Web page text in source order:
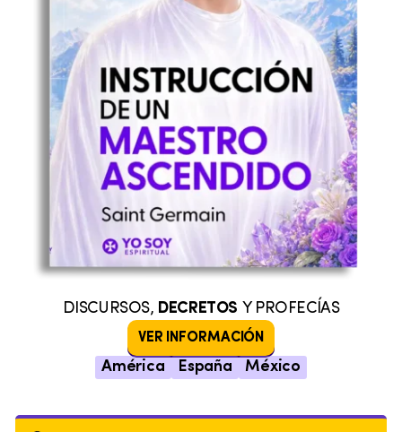
DISCURSOS, DECRETOS Y PROFECÍAS
VER INFORMACIÓN
América España México